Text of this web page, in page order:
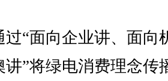
“面向企业讲、面向
讲”将绿电消费理念传